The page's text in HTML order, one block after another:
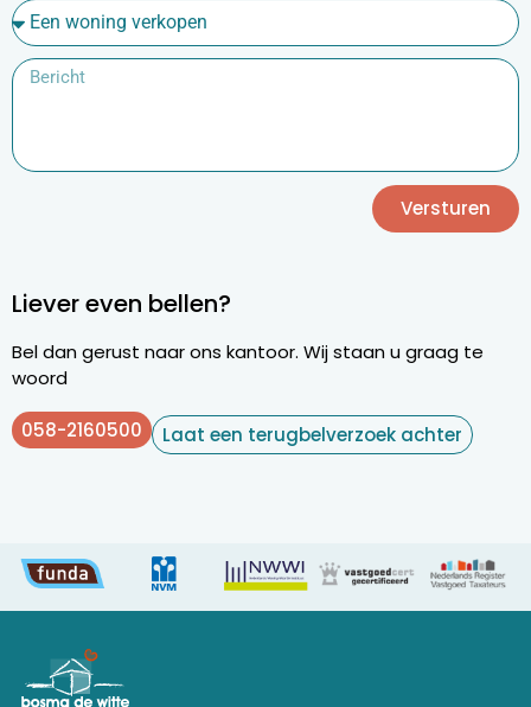
Versturen
Liever even bellen?
Bel dan gerust naar ons kantoor. Wij staan u graag te
woord
058-2160500 Laat een terugbelverzoek achter